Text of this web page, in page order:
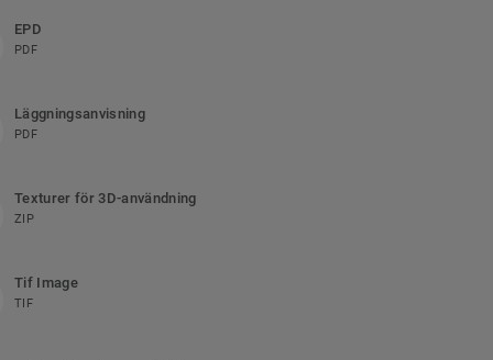
EPD
PDF
Läggningsanvisning
PDF
Texturer för 3D-användning
ZIP
Tif Image
TIF